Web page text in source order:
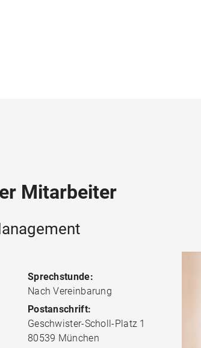
Mitarbeiter
Sprechstunde:
Nach Vereinbarung
Postanschrift:
Geschwister-Scholl-Platz 1
80539 München